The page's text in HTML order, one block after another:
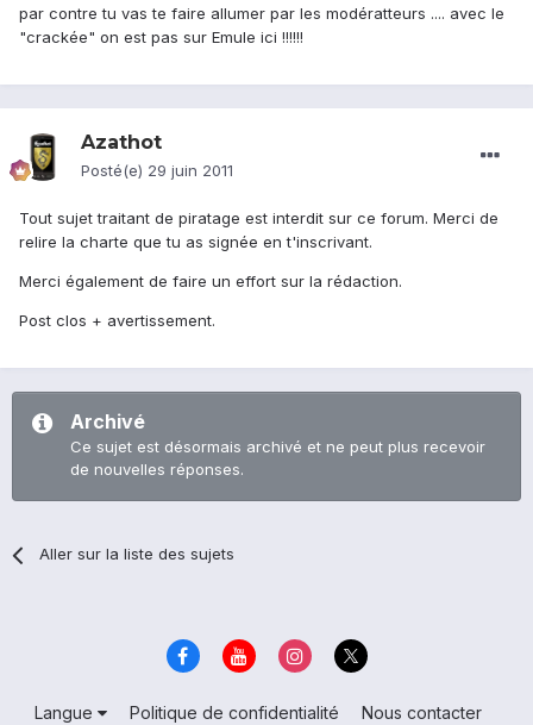
par contre tu vas te faire allumer par les modératteurs .... avec le
"crackée" on est pas sur Emule ici !!!!!!
Azathot
Posté(e) 29 juin 2011
Tout sujet traitant de piratage est interdit sur ce forum. Merci de
relire la charte que tu as signée en t'inscrivant.
Merci également de faire un effort sur la rédaction.
Post clos + avertissement.
Archivé
Ce sujet est désormais archivé et ne peut plus recevoir
de nouvelles réponses.
Aller sur la liste des sujets
Langue Politique de confidentialité Nous contacter